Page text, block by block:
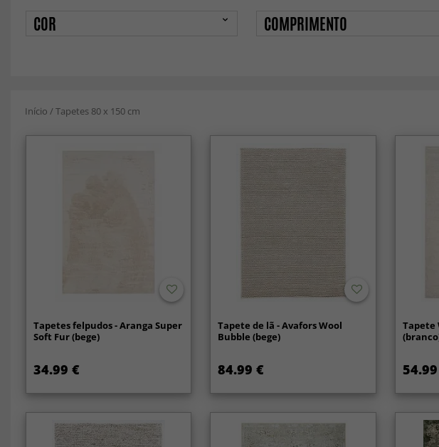
COR COMPRIMENTO
Início /Tapetes 80 x 150 cm
Tapetes felpudos - Aranga Super
Soft Fur (bege)
34.99 €
Tapete de lã - Avafors Wool
Bubble (bege)
84.99 €
Tapete